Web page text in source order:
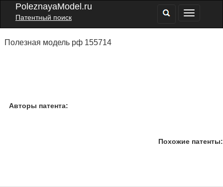
PoleznayaModel.ru
Патентный поиск
Полезная модель рф 155714
Авторы патента:
Похожие патенты: